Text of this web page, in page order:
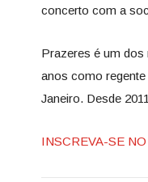
concerto com a
Prazeres é um dos
anos como
Janeiro. Desde
INSCREVA-SE